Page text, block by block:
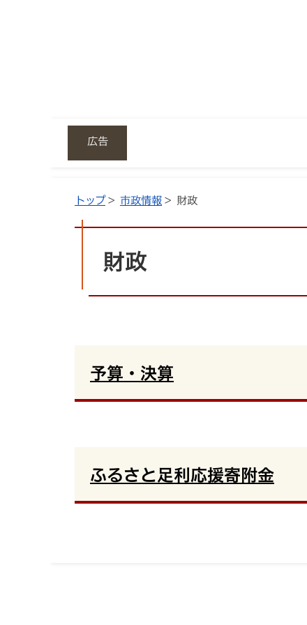
広告
トップ> 市政情報 > 財政
財政
予算・決算
ふるさと足利応援寄附金